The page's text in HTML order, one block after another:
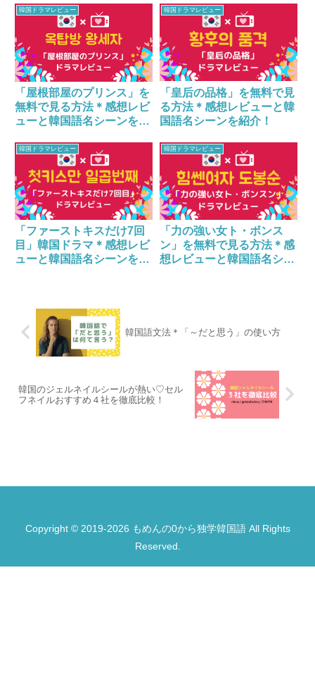
韓国ドラマレビュー
「屋根部屋のプリンス」を
無料で見る方法＊感想レビ
ューと韓国語名シーンをご
韓国ドラマレビュー
「皇后の品格」を無料で見
る方法＊感想レビューと韓
国語名シーンを紹介！
韓国ドラマレビュー
「ファーストキスだけ7回
目」韓国ドラマ＊感想レビ
ューと韓国語名シーンをご
韓国ドラマレビュー
「力の強い女ト・ボンス
ン」を無料で見る方法＊感
想レビューと韓国語名シー
韓国語文法＊「～だと思う」の使い方
韓国のジェルネイルシールが熱い♡セル
フネイルおすすめ４社を徹底比較！
Copyright © 2019-2026 もめんの0から独学韓国語 All Rights
Reserved.